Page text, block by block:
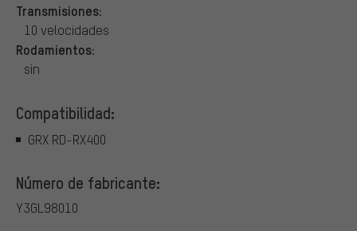
Transmisiones:
10 velocidades
Rodamientos:
sin
Compatibilidad:
GRX RD-RX400
Número de fabricante:
Y3GL98010